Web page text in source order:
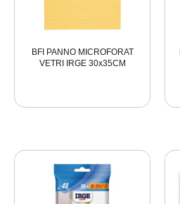
BFI PANNO MICROFORAT
VETRI IRGE 30x35CM